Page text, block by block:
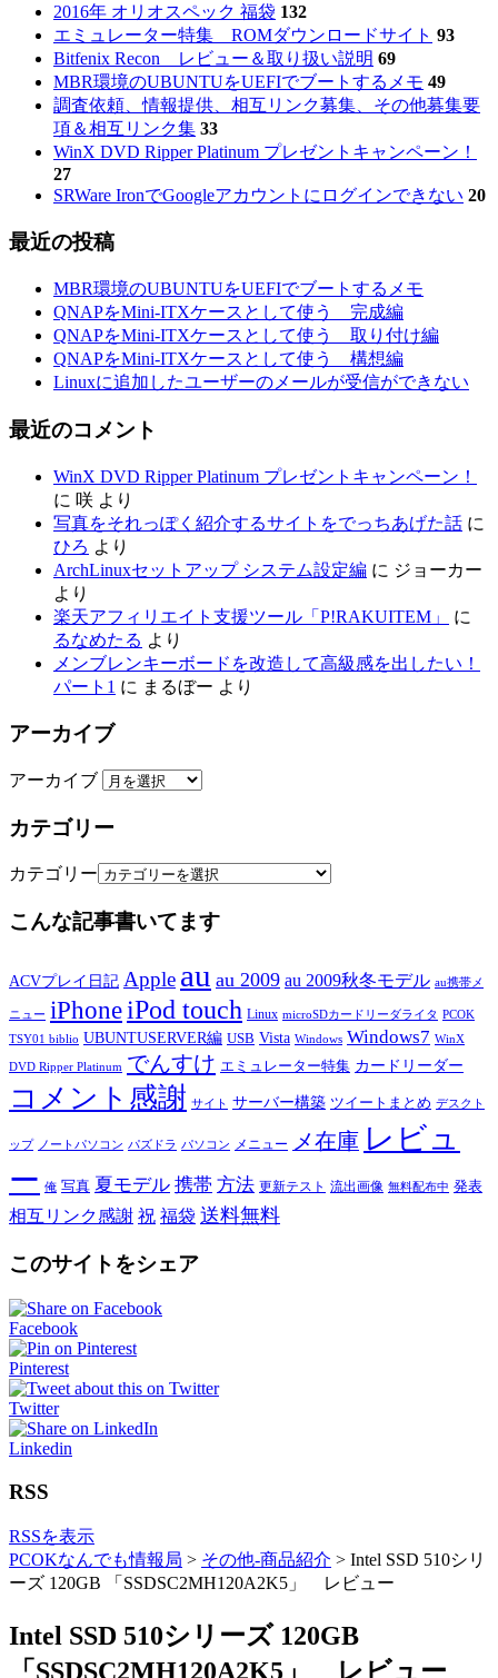
2016年 オリオスペック 福袋 132
エミュレーター特集 ROMダウンロードサイト 93
Bitfenix Recon レビュー＆取り扱い説明 69
MBR環境のUBUNTUをUEFIでブートするメモ 49
調査依頼、情報提供、相互リンク募集、その他募集要
項＆相互リンク集 33
WinX DVD Ripper Platinum プレゼントキャンペーン！
27
SRWare IronでGoogleアカウントにログインできない 20
最近の投稿
MBR環境のUBUNTUをUEFIでブートするメモ
QNAPをMini-ITXケースとして使う 完成編
QNAPをMini-ITXケースとして使う 取り付け編
QNAPをMini-ITXケースとして使う 構想編
Linuxに追加したユーザーのメールが受信ができない
最近のコメント
WinX DVD Ripper Platinum プレゼントキャンペーン！
に 咲 より
写真をそれっぽく紹介するサイトをでっちあげた話 に
ひろ より
ArchLinuxセットアップ システム設定編 に ジョーカー
より
楽天アフィリエイト支援ツール「P!RAKUITEM」
に
るなめたる より
メンブレンキーボードを改造して高級感を出したい！
パート1 に まるぼー より
アーカイブ
アーカイブ
カテゴリー
カテゴリー
こんな記事書いてます
ACVプレイ日記 Apple au au 2009 au 2009秋冬モデル au携帯メ
ニュー iPhoneiPod touch Linux microSDカードリーダライタ PCOK
TSY01 biblio UBUNTUSERVER編 USB Vista Windows Windows7 WinX
DVD Ripper Platinum でんすけ エミュレーター特集 カードリーダー
コメント感謝 サイト サーバー構築 ツイートまとめ デスクト
ップ ノートパソコン パズドラ パソコン メニュー メ在庫 レビュ
ー 俺 写真 夏モデル 携帯 方法 更新テスト 流出画像 無料配布中 発表
相互リンク感謝 祝 福袋 送料無料
このサイトをシェア
Facebook
Pinterest
Twitter
Linkedin
RSS
RSSを表示
PCOKなんでも情報局 > その他-商品紹介 > Intel SSD 510シリ
ーズ 120GB 「SSDSC2MH120A2K5」 レビュー
Intel SSD 510シリーズ 120GB
「SSDSC2MH120A2K5」 レビュー